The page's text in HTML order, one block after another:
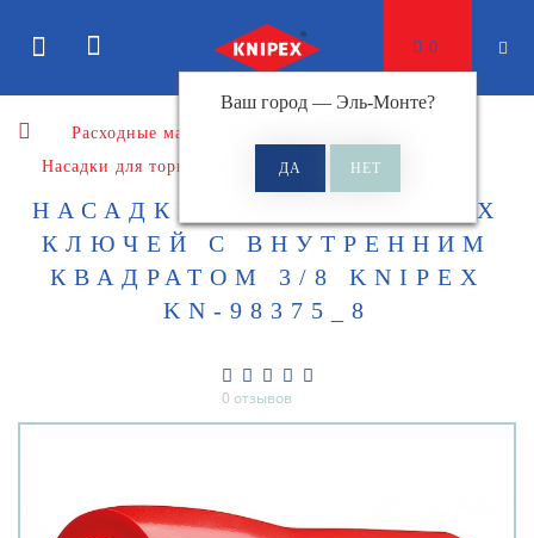
Ваш город — Эль-Монте?
0
Расходные материалы
Насадки для торцевых ключей
НАСАДКИ ДЛЯ ТОРЦОВЫХ
КЛЮЧЕЙ С ВНУТРЕННИМ
КВАДРАТОМ 3/8 KNIPEX
KN-98375_8
0 отзывов